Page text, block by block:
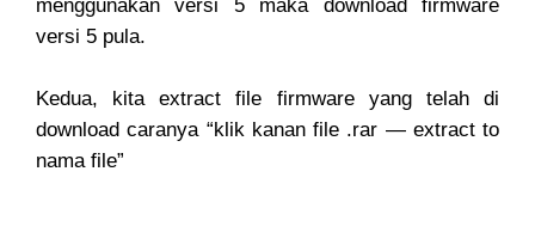
menggunakan versi 5 maka download firmware
versi 5 pula.
Kedua, kita extract file firmware yang telah di
download caranya “klik kanan file .rar — extract to
nama file”